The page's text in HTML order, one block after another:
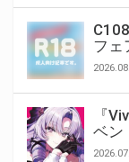
フェ
『
ベン